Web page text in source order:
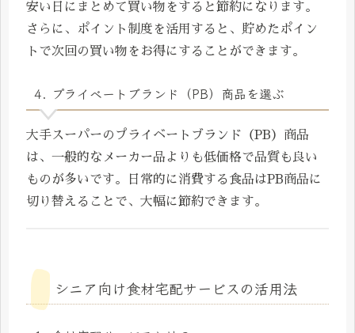
安い日にまとめて買い物をすると節約になります。
さらに、ポイント制度を活用すると、貯めたポイン
トで次回の買い物をお得にすることができます。
4. プライベートブランド（PB）商品を選ぶ
大手スーパーのプライベートブランド（PB）商品
は、一般的なメーカー品よりも低価格で品質も良い
ものが多いです。日常的に消費する食品はPB商品に
切り替えることで、大幅に節約できます。
シニア向け食材宅配サービスの活用法